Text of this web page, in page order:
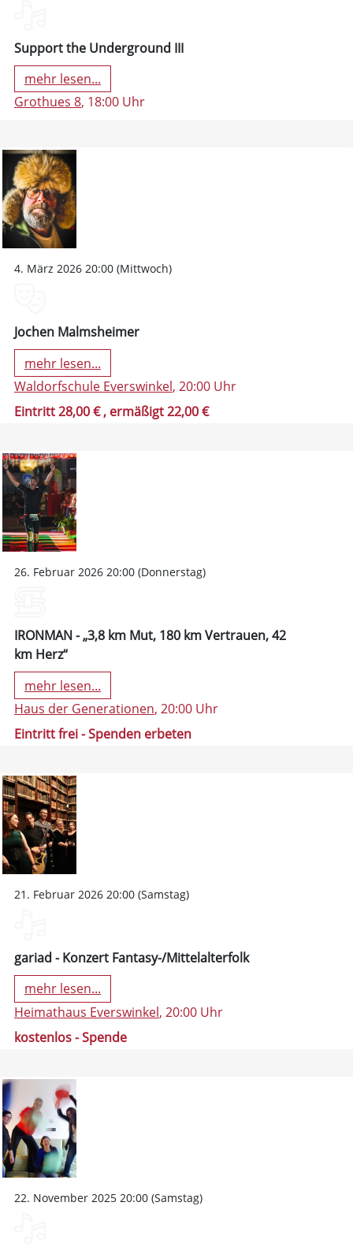
Support the Underground III
mehr lesen...
Grothues 8, 18:00 Uhr
4. März 2026 20:00 (Mittwoch)
Jochen Malmsheimer
mehr lesen...
Waldorfschule Everswinkel, 20:00 Uhr
Eintritt 28,00 €, ermäßigt 22,00 €
26. Februar 2026 20:00 (Donnerstag)
IRONMAN - „3,8 km Mut, 180 km Vertrauen, 42
km Herz“
mehr lesen...
Haus der Generationen, 20:00 Uhr
Eintritt frei - Spenden erbeten
21. Februar 2026 20:00 (Samstag)
gariad - Konzert Fantasy-/Mittelalterfolk
mehr lesen...
Heimathaus Everswinkel, 20:00 Uhr
kostenlos - Spende
22. November 2025 20:00 (Samstag)